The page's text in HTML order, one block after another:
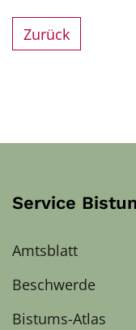
Zurück
Service
Amtsblatt
Beschwerde
Bistums-Atlas